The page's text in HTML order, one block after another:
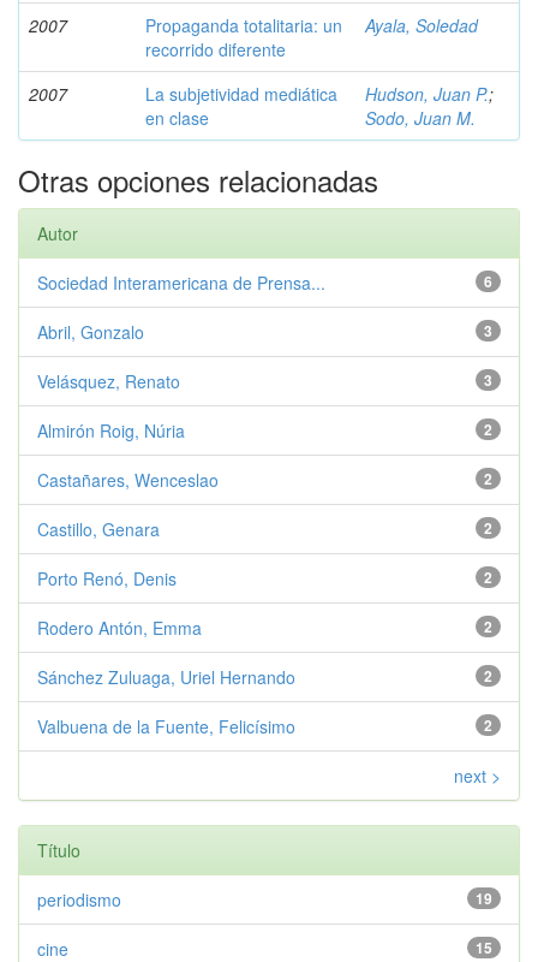
2007
Propaganda totalitaria: un
recorrido diferente
Ayala, Soledad
2007
La subjetividad mediática
en clase
Hudson, Juan P.;
Sodo, Juan M.
Otras opciones relacionadas
Autor
6
Sociedad Interamericana de Prensa...
3
Abril, Gonzalo
3
Velásquez, Renato
2
Almirón Roig, Núria
2
Castañares, Wenceslao
2
Castillo, Genara
2
Porto Renó, Denis
2
Rodero Antón, Emma
2
Sánchez Zuluaga, Uriel Hernando
2
Valbuena de la Fuente, Felicísimo
next >
Título
19
periodismo
15
cine